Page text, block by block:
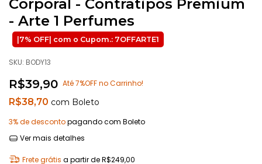
Corporal - Contratipos Premium
- Arte 1 Perfumes
SKU: BODY13
R$39,90 Até 7%OFF no Carrinho!
R$38,70 com Boleto
3% de descontopagando com Boleto
Ver mais detalhes
Frete grátis a partir deR$249,00